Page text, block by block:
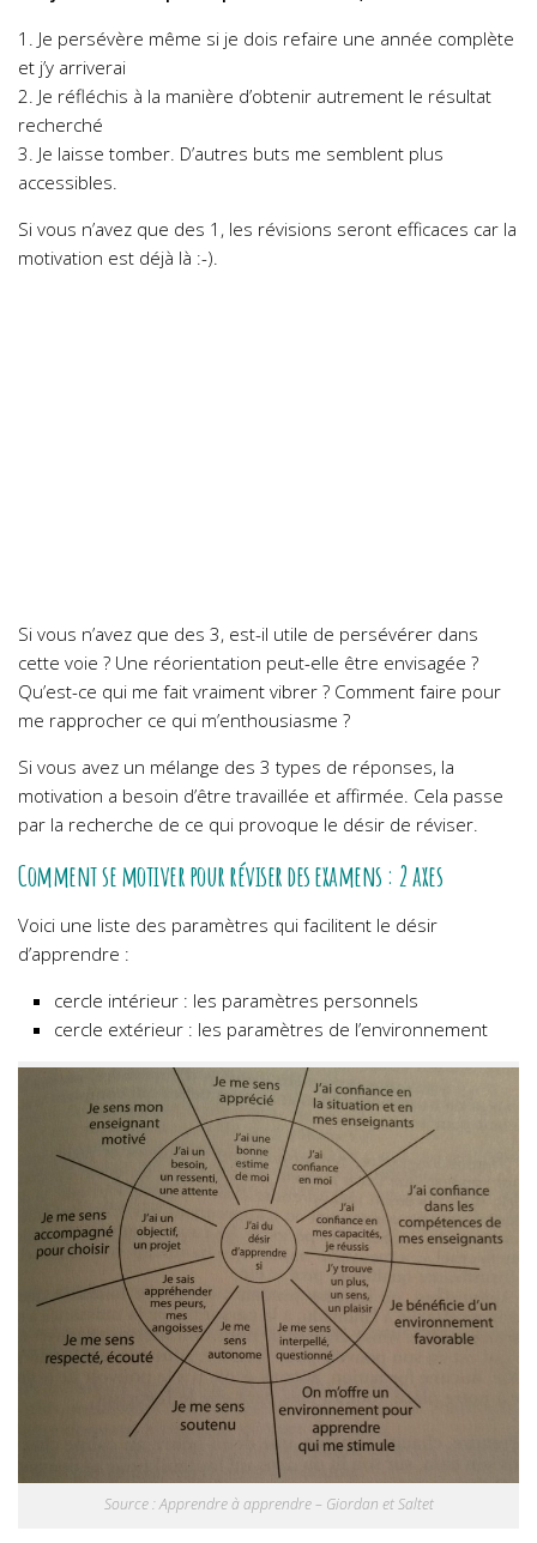
1. Je persévère même si je dois refaire une année complète
et j’y arriverai
2. Je réfléchis à la manière d’obtenir autrement le résultat
recherché
3. Je laisse tomber. D’autres buts me semblent plus
accessibles.
Si vous n’avez que des 1, les révisions seront efficaces car la
motivation est déjà là :-).
Si vous n’avez que des 3, est-il utile de persévérer dans
cette voie ? Une réorientation peut-elle être envisagée ?
Qu’est-ce qui me fait vraiment vibrer ? Comment faire pour
me rapprocher ce qui m’enthousiasme ?
Si vous avez un mélange des 3 types de réponses, la
motivation a besoin d’être travaillée et affirmée. Cela passe
par la recherche de ce qui provoque le désir de réviser.
Comment se motiver pour réviser des examens : 2 axes
Voici une liste des paramètres qui facilitent le désir
d’apprendre :
cercle intérieur : les paramètres personnels
cercle extérieur : les paramètres de l’environnement
Source : Apprendre à apprendre – Giordan et Saltet